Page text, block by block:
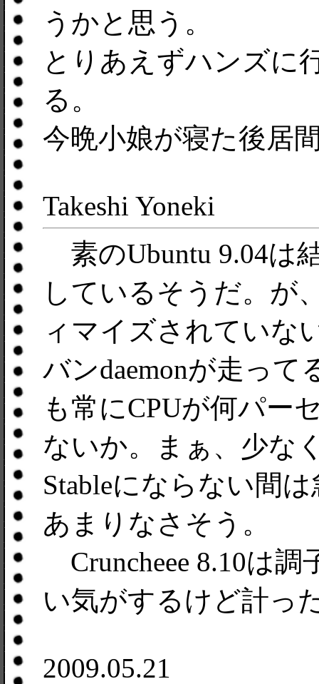
うかと思う。
とりあえずハンズに
る。
今晩小娘が寝た後居
Takeshi Yoneki
素のUbuntu 9.04は
しているそうだ。が
ィマイズされていな
バンdaemonが走っ
も常にCPUが何パー
ないか。まぁ、少な
Stableにならない間
あまりなさそう。
Cruncheee 8.10は
い気がするけど計っ
2009.05.21